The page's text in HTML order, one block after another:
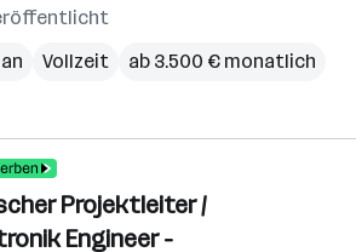
Vollzeit ab 3.500 € monatlich
Projektleiter /
Engineer -